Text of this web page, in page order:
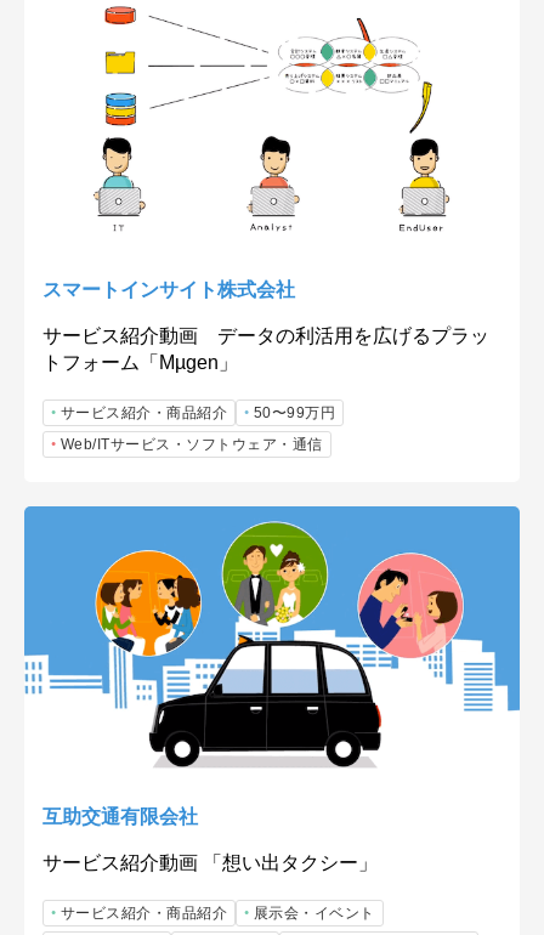
スマートインサイト株式会社
サービス紹介動画 データの利活用を広げるプラッ
トフォーム「Mµgen」
サービス紹介・商品紹介
50〜99万円
Web/ITサービス・ソフトウェア・通信
互助交通有限会社
サービス紹介動画 「想い出タクシー」
サービス紹介・商品紹介
展示会・イベント